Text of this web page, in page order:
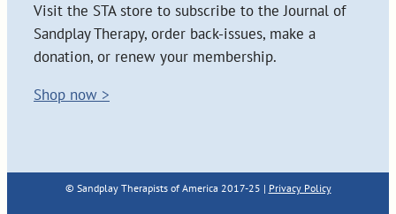
Visit the STA store to subscribe to the Journal of
Sandplay Therapy, order back-issues, make a
donation, or renew your membership.
Shop now >
© Sandplay Therapists of America 2017-25 | Privacy Policy